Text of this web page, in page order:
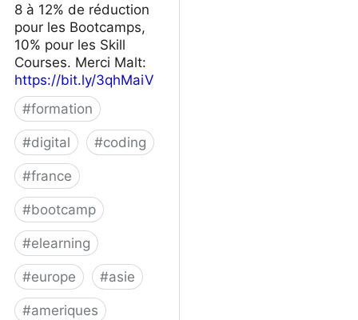
8 à 12% de réduction
pour les Bootcamps,
10% pour les Skill
Courses. Merci Malt:
https://bit.ly/3qhMaiV
#formation
#digital #coding
#france
#bootcamp
#elearning
#europe #asie
#ameriques